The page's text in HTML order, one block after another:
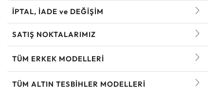
İPTAL, İADE ve DEĞİŞİM
SATIŞ NOKTALARIMIZ
TÜM ERKEK MODELLERI
TÜM ALTIN TESBIHLER MODELLERI